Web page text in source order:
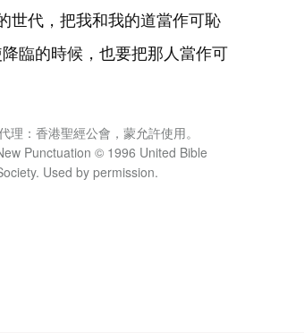
世代，把我和我的道當作可恥
臨的時候，也要把那人當作可
：香港聖經公會，蒙允許使用。
Punctuation © 1996 United Bible
Used by permission.